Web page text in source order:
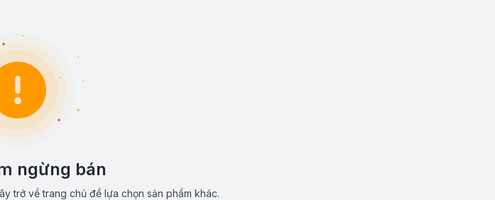
ngừng bán
trở về trang chủ để lựa chọn sản phẩm khác.